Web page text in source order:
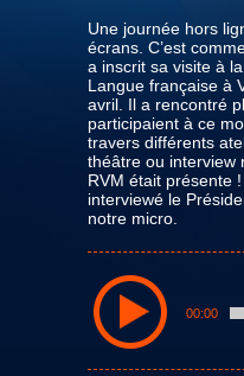
Une journée hors
écrans. C’est
a inscrit sa visite à
Langue française à
avril. Il a rencontré
participaient à ce
travers différents
théâtre ou interview
RVM était présente
interviewé le
notre micro.
00:00